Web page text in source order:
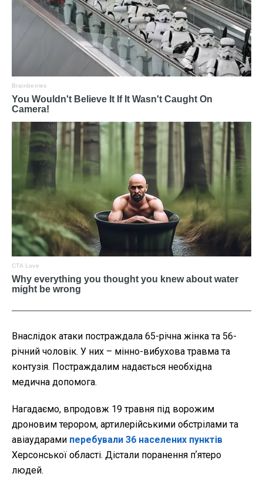
Внаслідок атаки постраждала 65-річна жінка та 56-
річний чоловік. У них – мінно-вибухова травма та
контузія. Постраждалим надається необхідна
медична допомога.
Нагадаємо, впродовж 19 травня під ворожим
дроновим терором, артилерійськими обстрілами та
авіаударами перебували 36 населених пунктів
Херсонської області. Дістали поранення пʼятеро
людей.